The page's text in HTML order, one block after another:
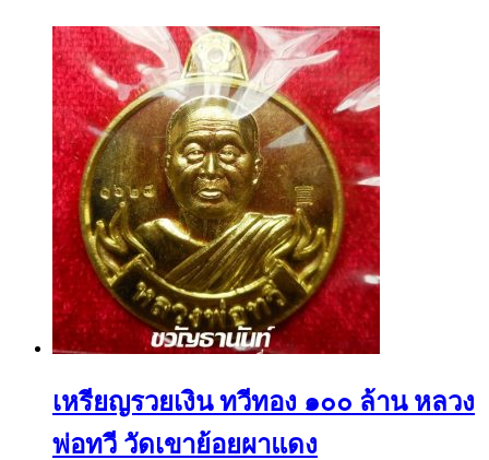
เหรียญรวยเงิน ทวีทอง ๑๐๐ ล้าน หลวง
พ่อทวี วัดเขาย้อยผาแดง